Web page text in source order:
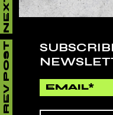
PREV POST Your email address will
are marked*